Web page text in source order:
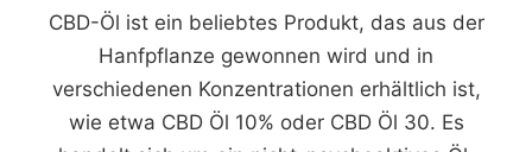
CBD-Öl ist ein beliebtes Produkt, das aus der
Hanfpflanze gewonnen wird und in
verschiedenen Konzentrationen erhältlich ist,
wie etwa CBD Öl 10% oder CBD Öl 30. Es